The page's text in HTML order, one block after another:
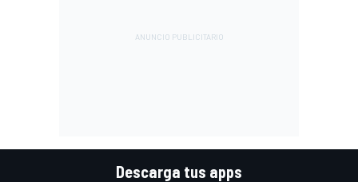
Descarga tus apps